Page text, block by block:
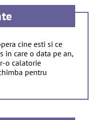
cine esti si ce
in care o data pe an,
o calatorie
pentru